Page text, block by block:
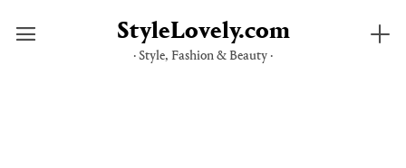
StyleLovely.com
· Style, Fashion & Beauty ·